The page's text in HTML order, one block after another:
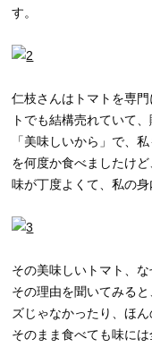
す。
仁枝さんはトマトを専
トでも結構売れていて
「美味しいから」で、
を何度か食べましたけ
味が丁度よくて、私の
その美味しいトマト、
その理由を聞いてみる
ズじゃなかったり、ほ
そのまま食べても味に